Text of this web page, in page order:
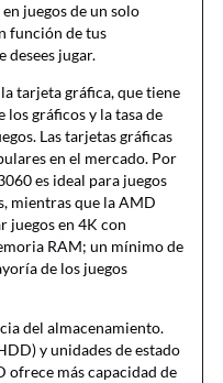
juegos de un solo
función de tus
desees jugar.
tarjeta gráfica, que tiene
gráficos y la tasa de
Las tarjetas gráficas
en el mercado. Por
es ideal para juegos
mientras que la AMD
juegos en 4K con
RAM; un mínimo de
de los juegos
del almacenamiento.
y unidades de estado
ofrece más capacidad de